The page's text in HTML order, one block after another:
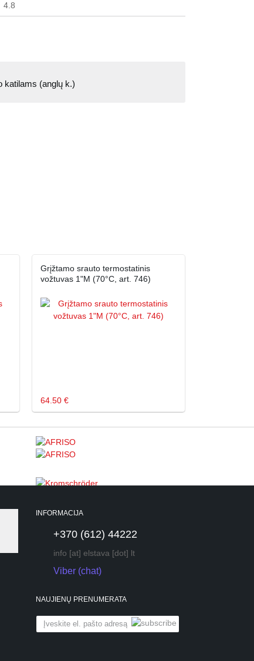
4.8
katilams (anglų k.)
Grįžtamo srauto termostatinis
vožtuvas 1"M (70°C, art. 746)
64.50 €
INFORMACIJA
+370 (612) 44222
info [at] elstava [dot] lt
Viber (chat)
NAUJIENŲ PRENUMERATA